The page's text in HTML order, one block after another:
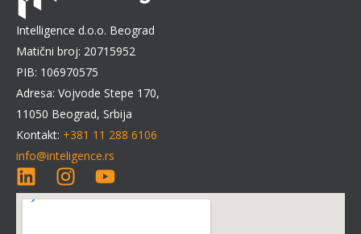
Intelligence d.o.o. Beograd
Matični broj: 20715952
PIB: 106970575
Adresa: Vojvode Stepe 170,
11050 Beograd, Srbija
Kontakt: +381 11 288 6106
info@inteligence.rs